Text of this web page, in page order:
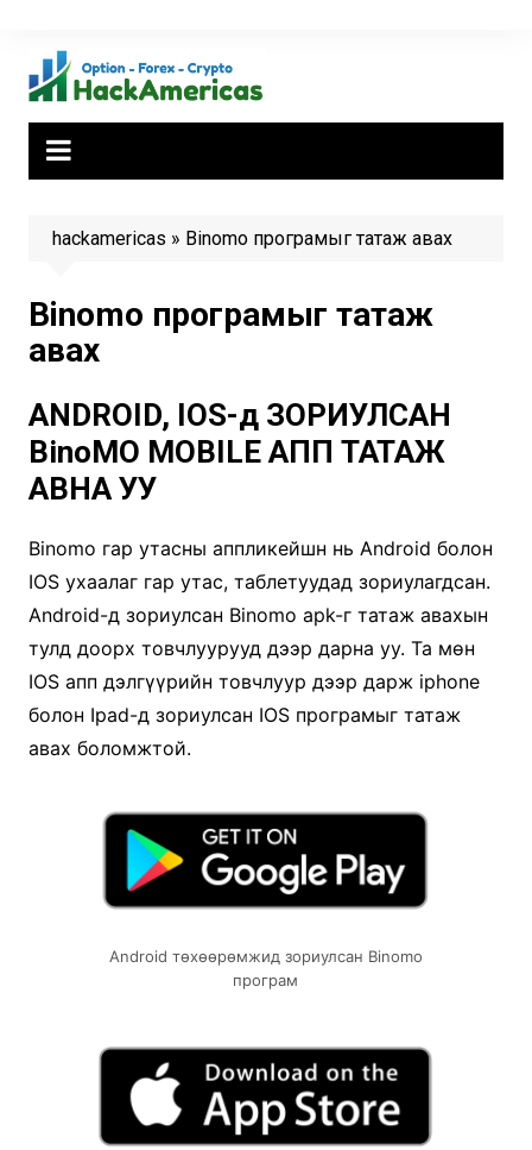
content
hackamericas » Binomo програмыг татаж авах
Binomo програмыг татаж
авах
ANDROID, IOS-д ЗОРИУЛСАН
BinoMO MOBILE АПП ТАТАЖ
АВНА УУ
Binomo гар утасны аппликейшн нь Android болон
IOS ухаалаг гар утас, таблетуудад зориулагдсан.
Android-д зориулсан Binomo apk-г татаж авахын
тулд доорх товчлуурууд дээр дарна уу. Та мөн
IOS апп дэлгүүрийн товчлуур дээр дарж iphone
болон Ipad-д зориулсан IOS програмыг татаж
авах боломжтой.
Android төхөөрөмжид зориулсан Binomo
програм